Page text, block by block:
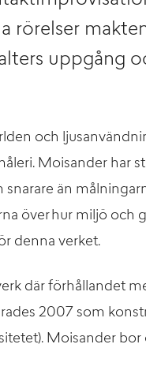
rörelser
uppgång
och
Moisander har
än
över hur miljö och
denna verket.
där förhållandet
2007 som
Moisander bor